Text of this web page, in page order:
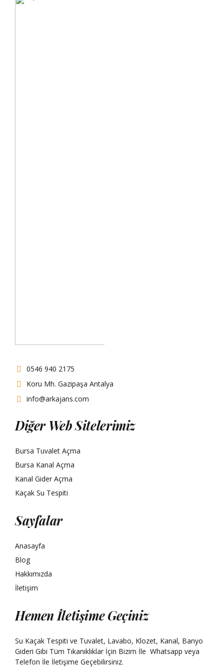
0546 940 2175
Koru Mh. Gazipaşa Antalya
info@arkajans.com
Diğer Web Sitelerimiz
Bursa Tuvalet Açma
Bursa Kanal Açma
Kanal Gider Açma
Kaçak Su Tespiti
Sayfalar
Anasayfa
Blog
Hakkımızda
İletişim
Hemen İletişime Geçiniz
Su Kaçak Tespiti ve Tuvalet, Lavabo, Klozet, Kanal, Banyo
Gideri Gibi Tüm Tıkanıklıklar İçin Bizim İle Whatsapp veya
Telefon İle İletişime Geçebilirsiniz.